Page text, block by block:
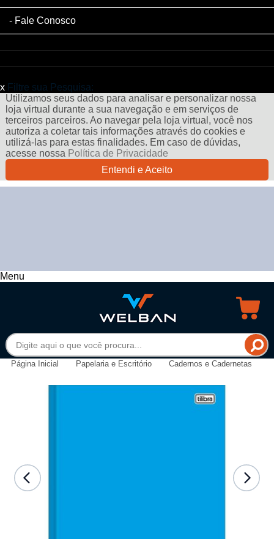
Fale Conosco
x Filtre sua Pesquisa:
Utilizamos seus dados para analisar e personalizar nossa
loja virtual durante a sua navegação e em serviços de
terceiros parceiros. Ao navegar pela loja virtual, você nos
autoriza a coletar tais informações através do cookies e
utilizá-las para estas finalidades. Em caso de dúvidas,
acesse nossa Política de Privacidade
Entendi e Aceito
Menu
Página Inicial Papelaria e Escritório Cadernos e Cadernetas